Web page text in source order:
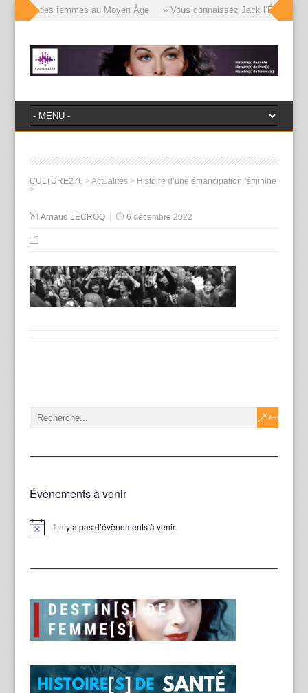
des femmes au Moyen Âge » Vous connaissez Jack
CULTURE276 >Actualités> Histoire d’une émancipation féminine
>
Arnaud LECROQ 6 décembre 2022
Évènements à venir
Notice Il n’y a pas d’évènements à venir.